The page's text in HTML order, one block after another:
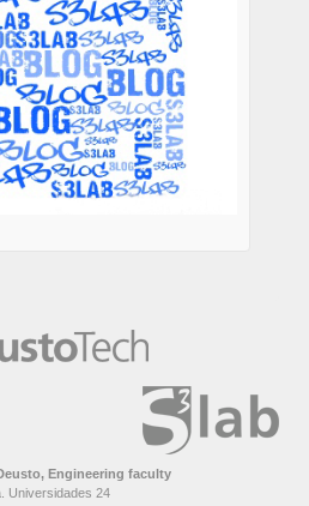
Engineering faculty
Universidades 24